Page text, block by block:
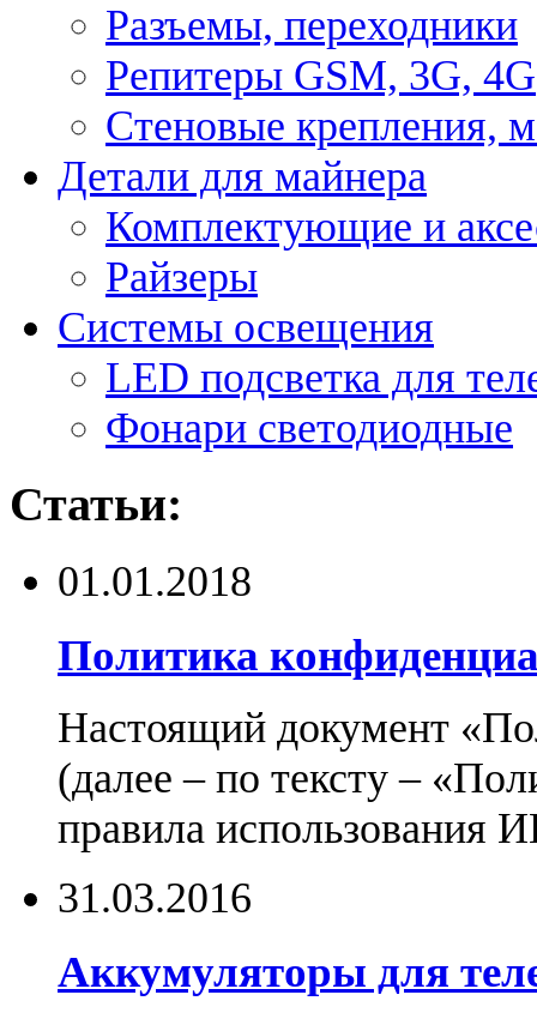
Разъемы, переходники
Репитеры GSM, 3G, 4G
Стеновые крепления,
Детали для майнера
Комплектующие и
Райзеры
Системы освещения
LED подсветка для
Фонари светодиодные
Статьи:
01.01.2018
Политика
Настоящий документ
(далее – по тексту –
правила использования
31.03.2016
Аккумуляторы для